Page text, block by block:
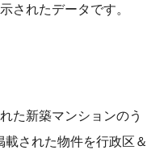
されたデータです。
た新築マンションのう
された物件を行政区＆